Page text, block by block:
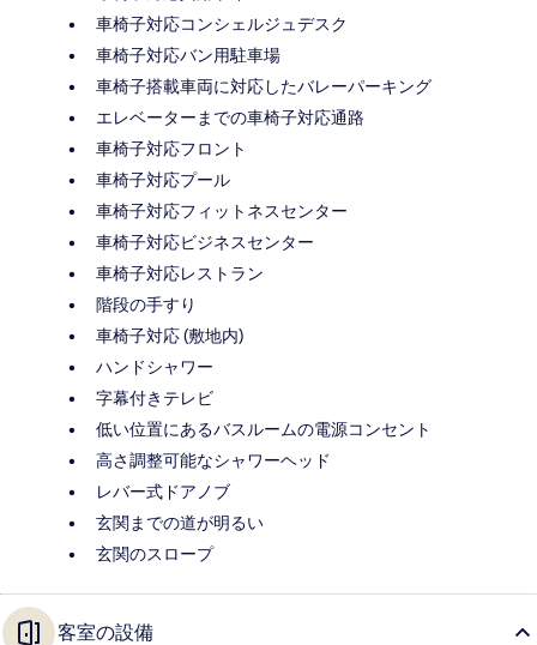
車椅子対応コンシェルジュデスク
車椅子対応バン用駐車場
車椅子搭載車両に対応したバレーパーキング
エレベーターまでの車椅子対応通路
車椅子対応フロント
車椅子対応プール
車椅子対応フィットネスセンター
車椅子対応ビジネスセンター
車椅子対応レストラン
階段の手すり
車椅子対応 (敷地内)
ハンドシャワー
字幕付きテレビ
低い位置にあるバスルームの電源コンセント
高さ調整可能なシャワーヘッド
レバー式ドアノブ
玄関までの道が明るい
玄関のスロープ
客室の設備